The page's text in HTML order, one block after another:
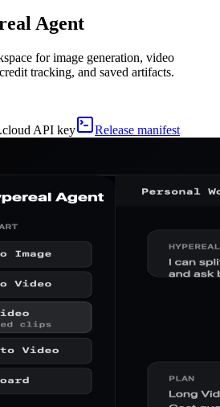
Agent
for image generation, video
tracking, and saved artifacts.
API key Release manifest